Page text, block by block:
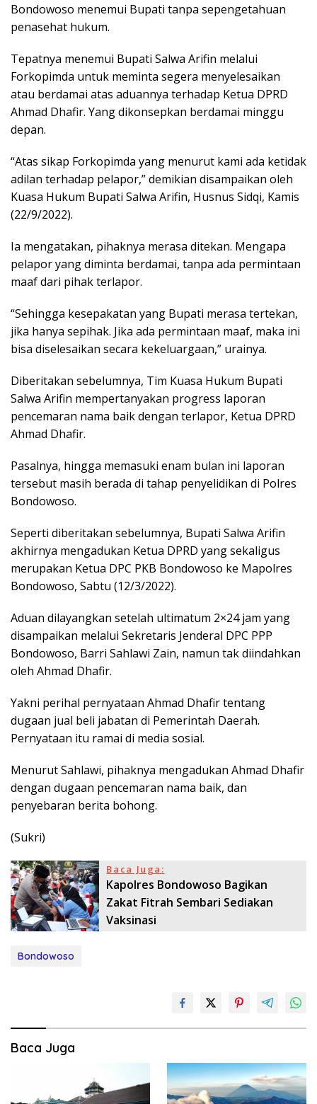
Bondowoso menemui Bupati tanpa sepengetahuan
penasehat hukum.
Tepatnya menemui Bupati Salwa Arifin melalui
Forkopimda untuk meminta segera menyelesaikan
atau berdamai atas aduannya terhadap Ketua DPRD
Ahmad Dhafir. Yang dikonsepkan berdamai minggu
depan.
“Atas sikap Forkopimda yang menurut kami ada ketidak
adilan terhadap pelapor,” demikian disampaikan oleh
Kuasa Hukum Bupati Salwa Arifin, Husnus Sidqi, Kamis
(22/9/2022).
Ia mengatakan, pihaknya merasa ditekan. Mengapa
pelapor yang diminta berdamai, tanpa ada permintaan
maaf dari pihak terlapor.
“Sehingga kesepakatan yang Bupati merasa tertekan,
jika hanya sepihak. Jika ada permintaan maaf, maka ini
bisa diselesaikan secara kekeluargaan,” urainya.
Diberitakan sebelumnya, Tim Kuasa Hukum Bupati
Salwa Arifin mempertanyakan progress laporan
pencemaran nama baik dengan terlapor, Ketua DPRD
Ahmad Dhafir.
Pasalnya, hingga memasuki enam bulan ini laporan
tersebut masih berada di tahap penyelidikan di Polres
Bondowoso.
Seperti diberitakan sebelumnya, Bupati Salwa Arifin
akhirnya mengadukan Ketua DPRD yang sekaligus
merupakan Ketua DPC PKB Bondowoso ke Mapolres
Bondowoso, Sabtu (12/3/2022).
Aduan dilayangkan setelah ultimatum 2×24 jam yang
disampaikan melalui Sekretaris Jenderal DPC PPP
Bondowoso, Barri Sahlawi Zain, namun tak diindahkan
oleh Ahmad Dhafir.
Yakni perihal pernyataan Ahmad Dhafir tentang
dugaan jual beli jabatan di Pemerintah Daerah.
Pernyataan itu ramai di media sosial.
Menurut Sahlawi, pihaknya mengadukan Ahmad Dhafir
dengan dugaan pencemaran nama baik, dan
penyebaran berita bohong.
(Sukri)
Baca Juga:
Kapolres Bondowoso Bagikan
Zakat Fitrah Sembari Sediakan
Vaksinasi
Bondowoso
Baca Juga